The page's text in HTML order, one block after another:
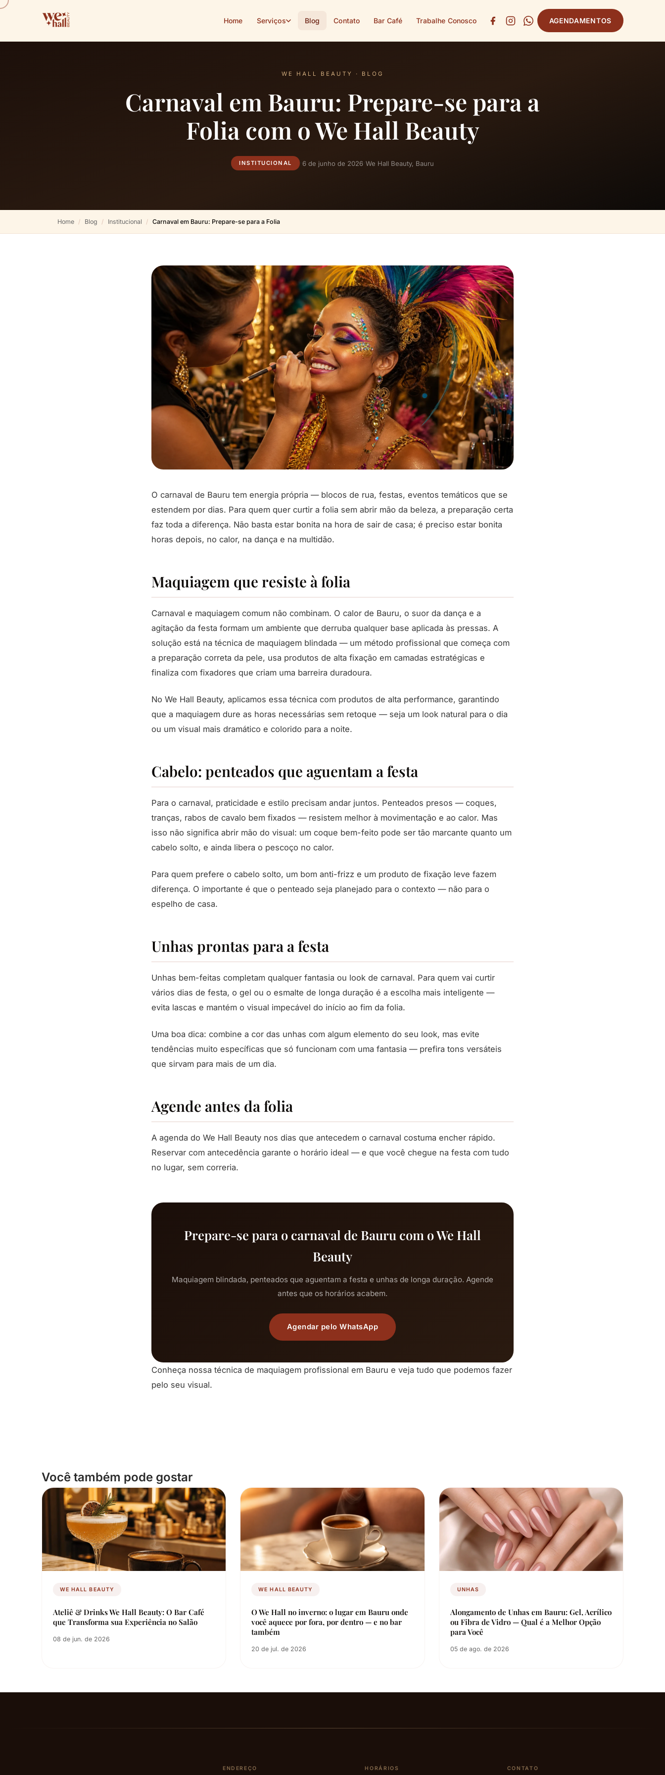
Home Serviços Blog Contato Bar Café Trabalhe Conosco AGENDAMENTOS
WE HALL BEAUTY · BLOG
Carnaval em Bauru: Prepare-se para a
Folia com o We Hall Beauty
INSTITUCIONAL ·6 de junho de 2026·We Hall Beauty, Bauru
Home Blog Institucional Carnaval em Bauru: Prepare-se para a Folia
O carnaval de Bauru tem energia própria — blocos de rua, festas, eventos temáticos que se
estendem por dias. Para quem quer curtir a folia sem abrir mão da beleza, a preparação certa
faz toda a diferença. Não basta estar bonita na hora de sair de casa; é preciso estar bonita
horas depois, no calor, na dança e na multidão.
Maquiagem que resiste à folia
Carnaval e maquiagem comum não combinam. O calor de Bauru, o suor da dança e a
agitação da festa formam um ambiente que derruba qualquer base aplicada às pressas. A
solução está na técnica de maquiagem blindada — um método profissional que começa com
a preparação correta da pele, usa produtos de alta fixação em camadas estratégicas e
finaliza com fixadores que criam uma barreira duradoura.
No We Hall Beauty, aplicamos essa técnica com produtos de alta performance, garantindo
que a maquiagem dure as horas necessárias sem retoque — seja um look natural para o dia
ou um visual mais dramático e colorido para a noite.
Cabelo: penteados que aguentam a festa
Para o carnaval, praticidade e estilo precisam andar juntos. Penteados presos — coques,
tranças, rabos de cavalo bem fixados — resistem melhor à movimentação e ao calor. Mas
isso não significa abrir mão do visual: um coque bem-feito pode ser tão marcante quanto um
cabelo solto, e ainda libera o pescoço no calor.
Para quem prefere o cabelo solto, um bom anti-frizz e um produto de fixação leve fazem
diferença. O importante é que o penteado seja planejado para o contexto — não para o
espelho de casa.
Unhas prontas para a festa
Unhas bem-feitas completam qualquer fantasia ou look de carnaval. Para quem vai curtir
vários dias de festa, o gel ou o esmalte de longa duração é a escolha mais inteligente —
evita lascas e mantém o visual impecável do início ao fim da folia.
Uma boa dica: combine a cor das unhas com algum elemento do seu look, mas evite
tendências muito específicas que só funcionam com uma fantasia — prefira tons versáteis
que sirvam para mais de um dia.
Agende antes da folia
A agenda do We Hall Beauty nos dias que antecedem o carnaval costuma encher rápido.
Reservar com antecedência garante o horário ideal — e que você chegue na festa com tudo
no lugar, sem correria.
Prepare-se para o carnaval de Bauru com o We Hall
Beauty
Maquiagem blindada, penteados que aguentam a festa e unhas de longa duração. Agende
antes que os horários acabem.
Agendar pelo WhatsApp
Conheça nossa técnica de maquiagem profissional em Bauru e veja tudo que podemos fazer
pelo seu visual.
Você também pode gostar
WE HALL BEAUTY
Ateliê & Drinks We Hall Beauty: O Bar Café
que Transforma sua Experiência no Salão
08 de jun. de 2026
WE HALL BEAUTY
O We Hall no inverno: o lugar em Bauru onde
você aquece por fora, por dentro — e no bar
também
20 de jul. de 2026
UNHAS
Alongamento de Unhas em Bauru: Gel, Acrílico
ou Fibra de Vidro — Qual é a Melhor Opção
para Você
05 de ago. de 2026
ENDEREÇO HORÁRIOS CONTATO